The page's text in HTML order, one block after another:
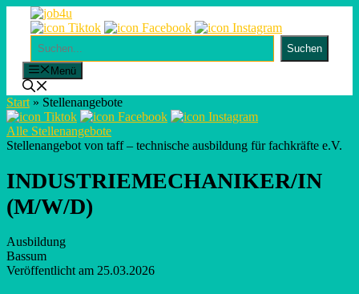
contentSuchen
Suchen
Menü
Start » Stellenangebote
Alle Stellenangebote
Stellenangebot von taff – technische ausbildung für fachkräfte e.V.
INDUSTRIEMECHANIKER/IN
(M/W/D)
Ausbildung
Bassum
Veröffentlicht am 25.03.2026